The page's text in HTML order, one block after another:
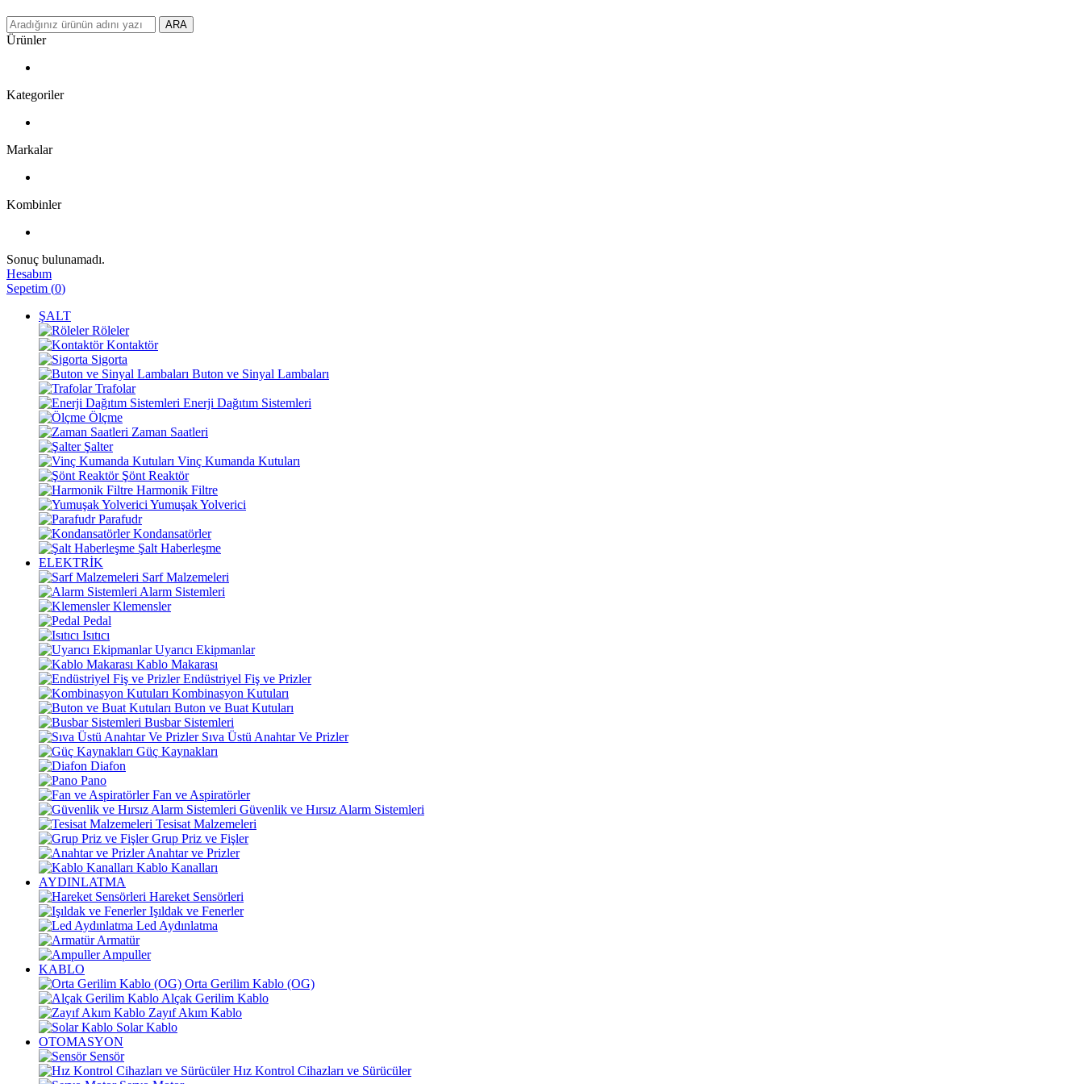
ARA
Ürünler
Kategoriler
Markalar
Kombinler
Sonuç bulunamadı.
Hesabım
Sepetim (0)
ŞALT
Röleler
Kontaktör
Sigorta
Buton ve Sinyal Lambaları
Trafolar
Enerji Dağıtım Sistemleri
Ölçme
Zaman Saatleri
Şalter
Vinç Kumanda Kutuları
Şönt Reaktör
Harmonik Filtre
Yumuşak Yolverici
Parafudr
Kondansatörler
Şalt Haberleşme
ELEKTRİK
Sarf Malzemeleri
Alarm Sistemleri
Klemensler
Pedal
Isıtıcı
Uyarıcı Ekipmanlar
Kablo Makarası
Endüstriyel Fiş ve Prizler
Kombinasyon Kutuları
Buton ve Buat Kutuları
Busbar Sistemleri
Sıva Üstü Anahtar Ve Prizler
Güç Kaynakları
Diafon
Pano
Fan ve Aspiratörler
Güvenlik ve Hırsız Alarm Sistemleri
Tesisat Malzemeleri
Grup Priz ve Fişler
Anahtar ve Prizler
Kablo Kanalları
AYDINLATMA
Hareket Sensörleri
Işıldak ve Fenerler
Led Aydınlatma
Armatür
Ampuller
KABLO
Orta Gerilim Kablo (OG)
Alçak Gerilim Kablo
Zayıf Akım Kablo
Solar Kablo
OTOMASYON
Sensör
Hız Kontrol Cihazları ve Sürücüler